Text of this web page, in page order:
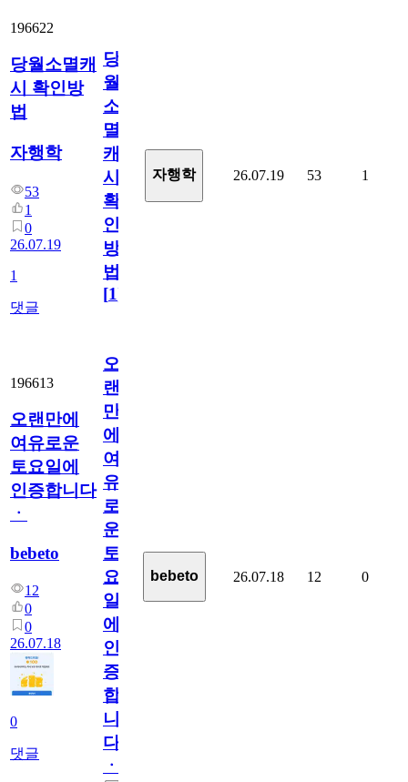
196622
당월소멸캐
시 확인방
법
자행학
53
1
0
26.07.19
1
댓글
당
월
소
멸
캐
시
확
인
방
법
[1]
자행학 26.07.19 53 1
196613
오랜만에
여유로운
토요일에
인증합니다
ㆍ
bebeto
12
0
0
26.07.18
0
댓글
오
랜
만
에
여
유
로
운
토
요
일
에
인
증
합
니
다
ㆍ
bebeto 26.07.18 12 0